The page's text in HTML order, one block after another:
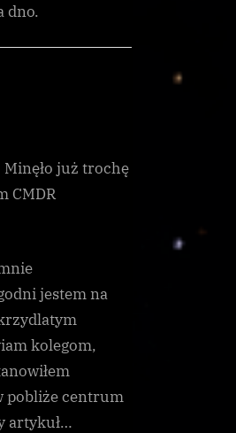
dno.
już trochę
CMDR
jestem na
kolegom,
pobliże centrum
artykuł…